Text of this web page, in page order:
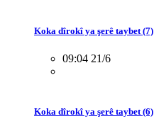
Koka dîrokî ya şerê taybet (7)
09:04 21/6
Koka dîrokî ya şerê taybet (6)